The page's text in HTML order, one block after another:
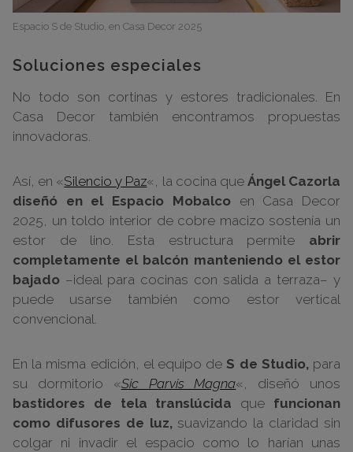
Espacio S de Studio, en Casa Decor 2025
Soluciones especiales
No todo son cortinas y estores tradicionales. En
Casa Decor también encontramos propuestas
innovadoras.
Así, en «Silencio y Paz«, la cocina que Ángel Cazorla
diseñó en el Espacio Mobalco en Casa Decor
2025, un toldo interior de cobre macizo sostenía un
estor de lino. Esta estructura permite abrir
completamente el balcón manteniendo el estor
bajado –ideal para cocinas con salida a terraza– y
puede usarse también como estor vertical
convencional.
En la misma edición, el equipo de S de Studio,para
su dormitorio «Sic Parvis Magna«, diseñó unos
bastidores de tela translúcida que funcionan
como difusores de luz,suavizando la claridad sin
colgar ni invadir el espacio como lo harían unas